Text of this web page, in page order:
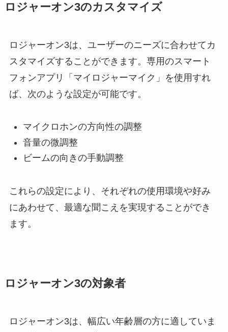
ロジャーオン3のカスタマイズ
ロジャーオン3は、ユーザーのニーズに合わせてカ
スタマイズすることができます。専用のスマート
フォンアプリ「マイロジャーマイク」を使用すれ
ば、次のような設定が可能です。
マイクロホンの方向性の調整
音量の微調整
ビームの向きの手動調整
これらの設定により、それぞれの使用環境や好み
にあわせて、最適な聞こえを実現することができ
ます。
ロジャーオン3の対象者
ロジャーオン3は、幅広い年齢層の方に適していま